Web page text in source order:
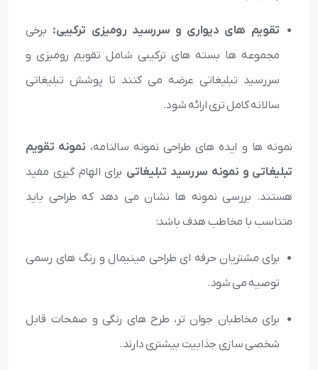
تقویم های دیواری و سررسید رومیزی ترکیبی: برخی
مجموعه ها بسته های ترکیبی شامل تقویم رومیزی و
سررسید تبلیغاتی عرضه می کنند تا پوشش تبلیغاتی
سالانه کامل تری ارائه شود.
نمونه ها و ایده های طراحی نمونه سالنامه، نمونه تقویم
تبلیغاتی و نمونه سررسید تبلیغاتی برای الهام گیری مفید
هستند. بررسی نمونه ها نشان می دهد که طراحی باید
متناسب با مخاطب هدف باشد:
برای مشتریان حرفه ای طراحی مینیمال و رنگ های رسمی
توصیه می شود.
برای مخاطبان جوان تر، طرح های رنگی و صفحات قابل
شخصی سازی جذابیت بیشتری دارند.